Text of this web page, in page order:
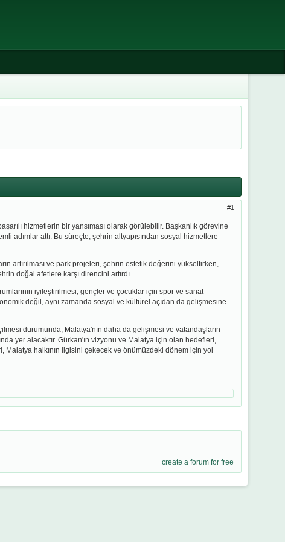
1
hizmetlerin bir yansıması olarak görülebilir. Başkanlık görevine
adımlar attı. Bu süreçte, şehrin altyapısından sosyal hizmetlere
artırılması ve park projeleri, şehrin estetik değerini yükseltirken,
doğal afetlere karşı direncini artırdı.
iyileştirilmesi, gençler ve çocuklar için spor ve sanat
değil, aynı zamanda sosyal ve kültürel açıdan da gelişmesine
durumunda, Malatya'nın daha da gelişmesi ve vatandaşların
yer alacaktır. Gürkan'ın vizyonu ve Malatya için olan hedefleri,
halkının ilgisini çekecek ve önümüzdeki dönem için yol
create a forum for free